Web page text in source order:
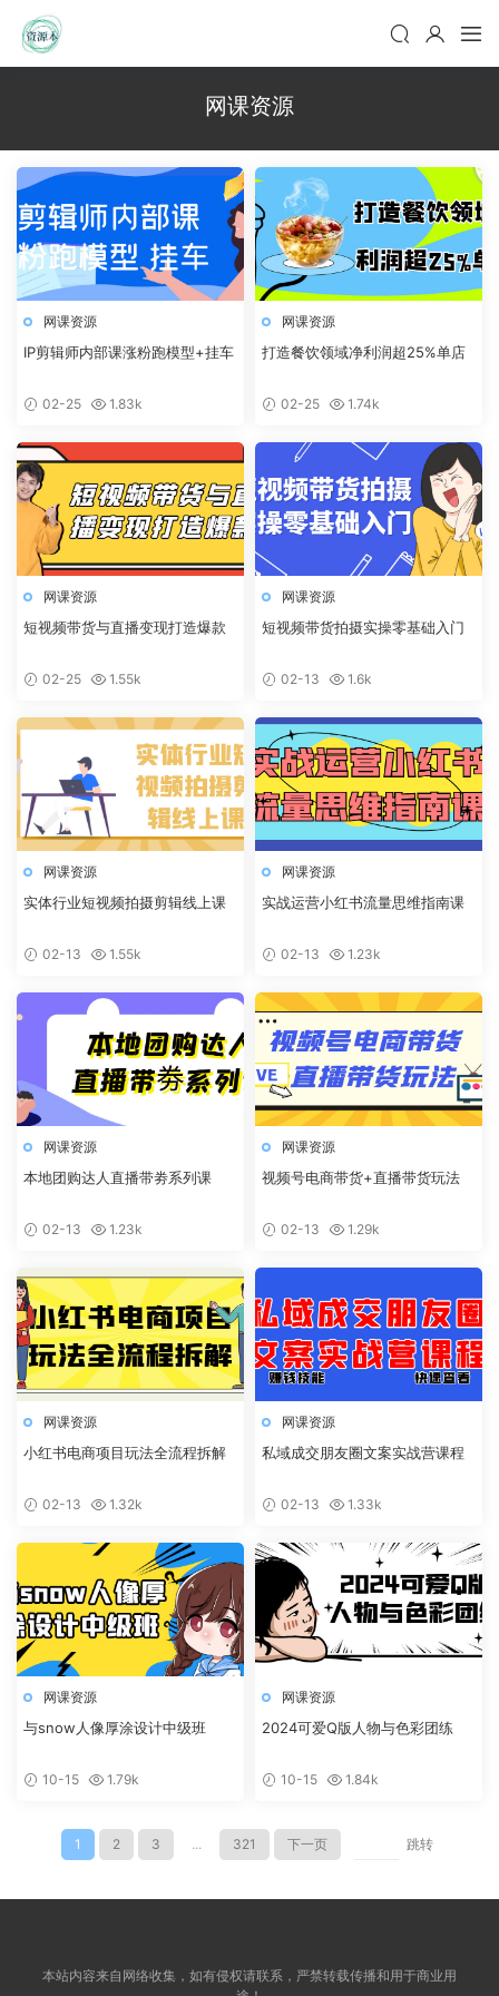
网课资源
网课资源
IP剪辑师内部课涨粉跑模型+挂车
02-25 1.83k
网课资源
打造餐饮领域净利润超25%单店
02-25 1.74k
网课资源
短视频带货与直播变现打造爆款
02-25 1.55k
网课资源
短视频带货拍摄实操零基础入门
02-13 1.6k
网课资源
实体行业短视频拍摄剪辑线上课
02-13 1.55k
网课资源
实战运营小红书流量思维指南课
02-13 1.23k
网课资源
本地团购达人直播带劵系列课
02-13 1.23k
网课资源
视频号电商带货+直播带货玩法
02-13 1.29k
网课资源
小红书电商项目玩法全流程拆解
02-13 1.32k
网课资源
私域成交朋友圈文案实战营课程
02-13 1.33k
网课资源
与snow人像厚涂设计中级班
10-15 1.79k
网课资源
2024可爱Q版人物与色彩团练
10-15 1.84k
1 2 3 ... 321 下一页 跳转
本站内容来自网络收集，如有侵权请联系，严禁转载传播和用于商业用